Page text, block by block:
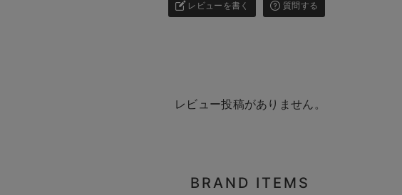
レビューを書く 質問する
レビュー投稿がありません。
BRAND ITEMS